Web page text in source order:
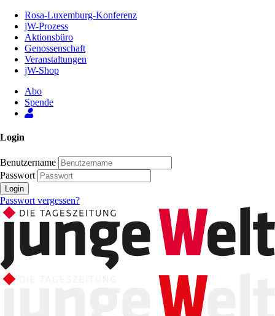
Inhalt
Seite
Rosa-Luxemburg-Konferenz
jW-Prozess
Aktionsbüro
Genossenschaft
Veranstaltungen
jW-Shop
Abo
Spende
Login
Benutzername
Passwort
Login
Passwort vergessen?